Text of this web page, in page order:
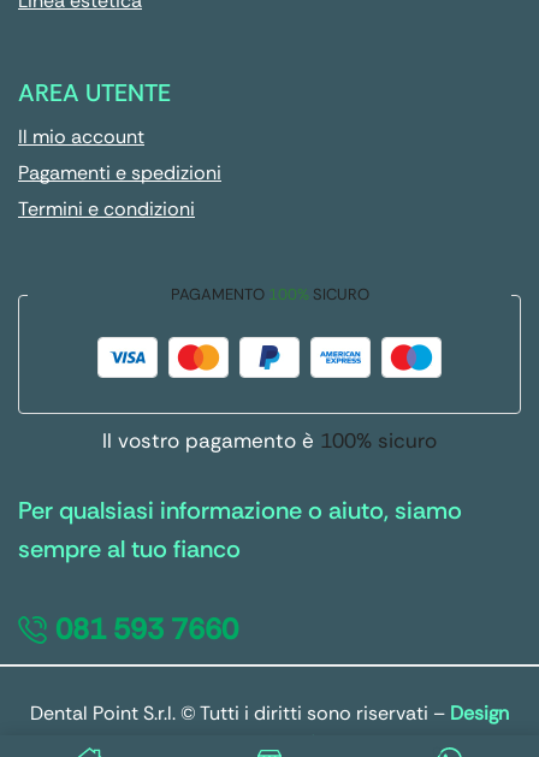
AREA UTENTE
Il mio account
Pagamenti e spedizioni
Termini e condizioni
PAGAMENTO 100% SICURO
Il vostro pagamento è 100% sicuro
Per qualsiasi informazione o aiuto, siamo
sempre al tuo fianco
081 593 7660
Dental Point S.r.l. © Tutti i diritti sono riservati – Design